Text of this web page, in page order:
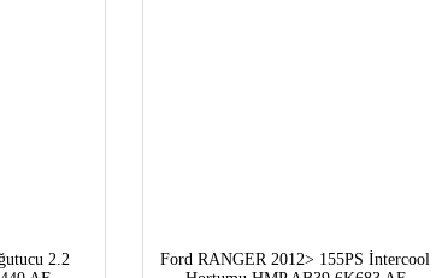
2.2
Ford RANGER 2012> 155PS İntercool